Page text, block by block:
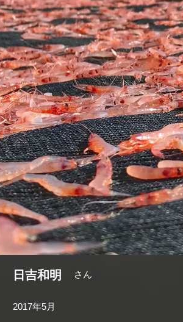
日吉和明 さん
2017年5月